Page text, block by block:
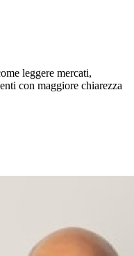
leggere mercati,
con maggiore chiarezza